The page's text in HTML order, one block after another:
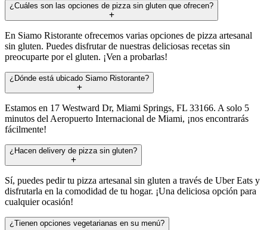
¿Cuáles son las opciones de pizza sin gluten que ofrecen?
En Siamo Ristorante ofrecemos varias opciones de pizza artesanal
sin gluten. Puedes disfrutar de nuestras deliciosas recetas sin
preocuparte por el gluten. ¡Ven a probarlas!
¿Dónde está ubicado Siamo Ristorante?
Estamos en 17 Westward Dr, Miami Springs, FL 33166. A solo 5
minutos del Aeropuerto Internacional de Miami, ¡nos encontrarás
fácilmente!
¿Hacen delivery de pizza sin gluten?
Sí, puedes pedir tu pizza artesanal sin gluten a través de Uber Eats y
disfrutarla en la comodidad de tu hogar. ¡Una deliciosa opción para
cualquier ocasión!
¿Tienen opciones vegetarianas en su menú?